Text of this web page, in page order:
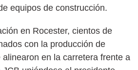
equipos de construcción.
en Rocester, cientos de
con la producción de
en la carretera frente a